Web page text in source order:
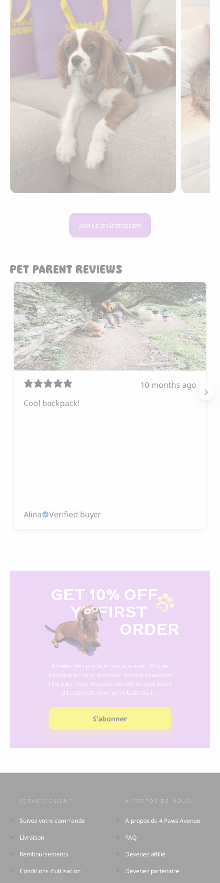
Join us on Instagram
PET PARENT REVIEWS
10 months ago
Cool backpack!
Alina Verified buyer
GET 10% OFF
YR FIRST
ORDER
Achetez des produits géniaux avec 10 % de
réduction en vous inscrivant à notre newsletter
! De plus, vous recevrez des offres exclusives
directement dans votre boîte mail. .
S'abonner
SERVICE CLIENT:
Suivez votre commande
Livraison
Remboursements
Conditions d’utilisation
À PROPOS DE NOUS:
A propos de 4 Paws Avenue
FAQ
Devenez affilié
Devenez partenaire